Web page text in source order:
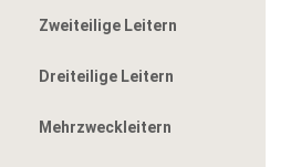
Zweiteilige Leitern
Dreiteilige Leitern
Mehrzweckleitern